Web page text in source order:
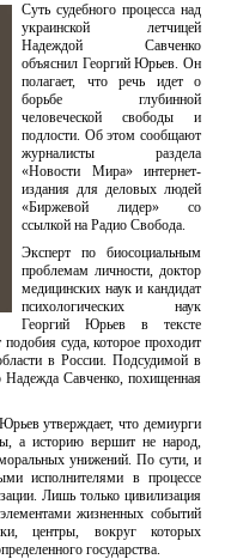
Суть судебного процесса над
украинской летчицей
Надеждой Савченко
объяснил Георгий Юрьев. Он
полагает, что речь идет о
борьбе глубинной
человеческой свободы и
подлости. Об этом сообщают
журналисты раздела
«Новости Мира» интернет-
издания для деловых людей
«Биржевой лидер» со
ссылкой на Радио Свобода.
Эксперт по биосоциальным
проблемам личности, доктор
медицинских наук и кандидат
психологических наук
Георгий Юрьев в тексте
суда, которое проходит
в России. Подсудимой в
Надежда Савченко, похищенная
утверждает, что демиурги
а историю вершит не народ,
унижений. По сути, и
исполнителями в процессе
Лишь только цивилизация
жизненных событий
центры, вокруг которых
государства.